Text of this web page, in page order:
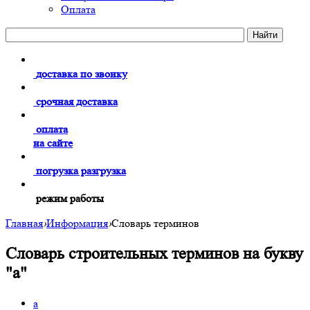
Оплата
доставка по звонку
срочная доставка
оплата
на сайте
погрузка разгрузка
режим работы
Главная›Информация›Словарь терминов
Словарь строительных терминов на букву
"а"
а